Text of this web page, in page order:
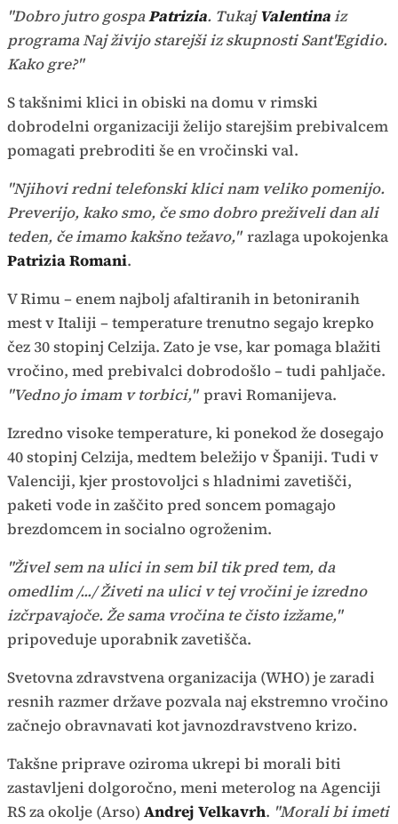
"Dobro jutro gospaPatrizia. TukajValentinaiz
programa Naj živijo starejši iz skupnosti Sant'Egidio.
Kako gre?"
S takšnimi klici in obiski na domu v rimski
dobrodelni organizaciji želijo starejšim prebivalcem
pomagati prebroditi še en vročinski val.
"Njihovi redni telefonski klici nam veliko pomenijo.
Preverijo, kako smo, če smo dobro preživeli dan ali
teden, če imamo kakšno težavo," razlaga upokojenka
Patrizia Romani.
V Rimu – enem najbolj afaltiranih in betoniranih
mest v Italiji – temperature trenutno segajo krepko
čez 30 stopinj Celzija. Zato je vse, kar pomaga blažiti
vročino, med prebivalci dobrodošlo – tudi pahljače.
"Vedno jo imam v torbici," pravi Romanijeva.
Izredno visoke temperature, ki ponekod že dosegajo
40 stopinj Celzija, medtem beležijo v Španiji. Tudi v
Valenciji, kjer prostovoljci s hladnimi zavetišči,
paketi vode in zaščito pred soncem pomagajo
brezdomcem in socialno ogroženim.
"Živel sem na ulici in sem bil tik pred tem, da
omedlim /.../ Živeti na ulici v tej vročini je izredno
izčrpavajoče. Že sama vročina te čisto izžame,"
pripoveduje uporabnik zavetišča.
Svetovna zdravstvena organizacija (WHO) je zaradi
resnih razmer države pozvala naj ekstremno vročino
začnejo obravnavati kot javnozdravstveno krizo.
Takšne priprave oziroma ukrepi bi morali biti
zastavljeni dolgoročno, meni meterolog na Agenciji
RS za okolje (Arso) Andrej Velkavrh. "Morali bi imeti